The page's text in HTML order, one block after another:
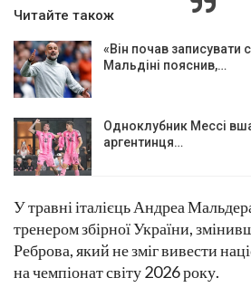
Читайте також
«Він почав записувати
Мальдіні пояснив,…
Одноклубник Мессі
аргентинця…
У травні італієць Андреа
тренером збірної України,
Реброва, який не зміг вивести
на чемпіонат світу 2026 року.